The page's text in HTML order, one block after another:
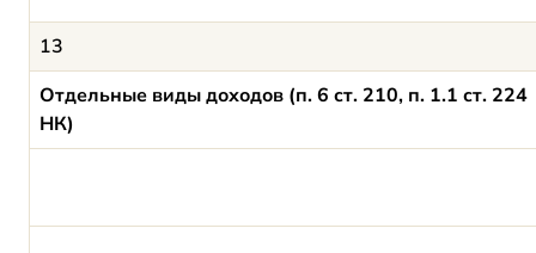
13
Отдельные виды доходов (п. 6 ст. 210, п. 1.1 ст. 224
НК)